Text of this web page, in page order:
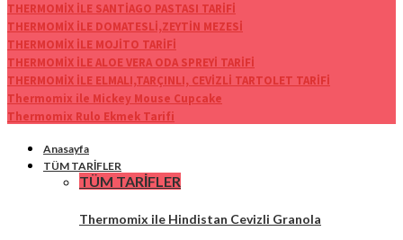
THERMOMİX İLE SANTİAGO PASTASI TARİFİ
THERMOMİX İLE DOMATESLİ,ZEYTİN MEZESİ
THERMOMİX İLE MOJİTO TARİFİ
THERMOMİX İLE ALOE VERA ODA SPREYİ TARİFİ
THERMOMİX İLE ELMALI,TARÇINLI, CEVİZLİ TARTOLET TARİFİ
Thermomix ile Mickey Mouse Cupcake
Thermomix Rulo Ekmek Tarifi
Anasayfa
TÜM TARİFLER
TÜM TARİFLER
Thermomix ile Hindistan Cevizli Granola